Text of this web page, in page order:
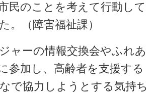
民のことを考えて行動して
。（障害福祉課）
ャーの情報交換会やふれあ
参加し、高齢者を支援する
で協力しようとする気持ち